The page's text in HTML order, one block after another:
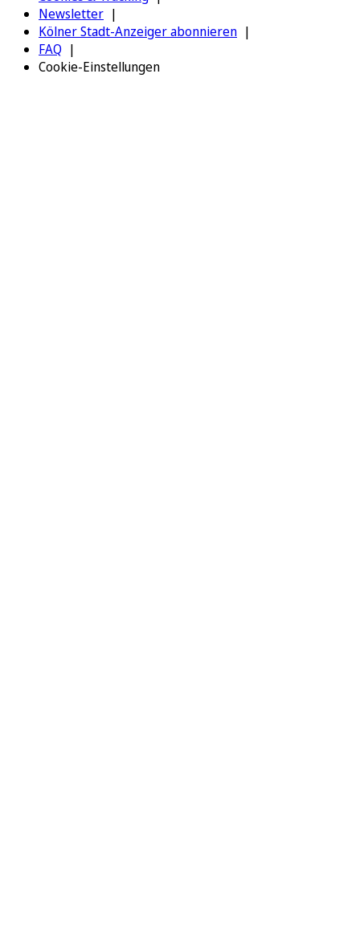
Newsletter
Kölner Stadt-Anzeiger abonnieren
FAQ
Cookie-Einstellungen